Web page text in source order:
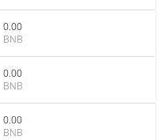
0.00
BNB
0.00
BNB
0.00
BNB